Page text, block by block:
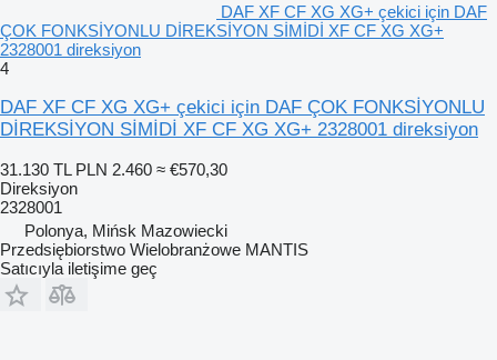
DAF XF CF XG XG+ çekici için DAF
ÇOK FONKSİYONLU DİREKSİYON SİMİDİ XF CF XG XG+
2328001 direksiyon
4
DAF XF CF XG XG+ çekici için DAF ÇOK FONKSİYONLU
DİREKSİYON SİMİDİ XF CF XG XG+ 2328001 direksiyon
31.130 TL PLN 2.460 ≈ €570,30
Direksiyon
2328001
Polonya, Mińsk Mazowiecki
Przedsiębiorstwo Wielobranżowe MANTIS
Satıcıyla iletişime geç